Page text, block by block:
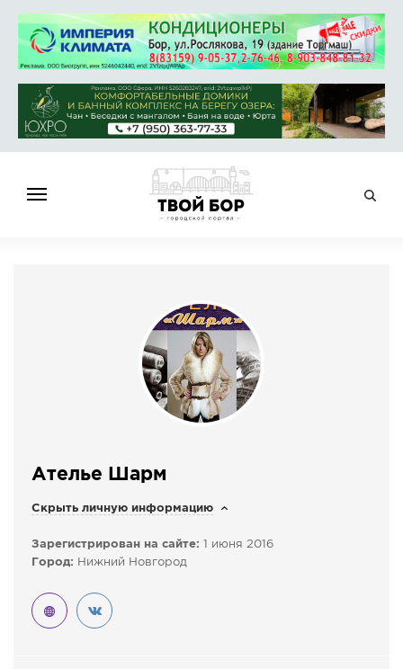
ОБЪЯВЛЕНИЯ
КОНКУРСЫ
СТАТЬИ
ГОЛОСОВАНИЯ
ПРЕДЛОЖИТЬ НОВОСТЬ
ФОТО
Ателье Шарм
Скрыть личную информацию
Зарегистрирован на сайте: 1 июня 2016
Город: Нижний Новгород